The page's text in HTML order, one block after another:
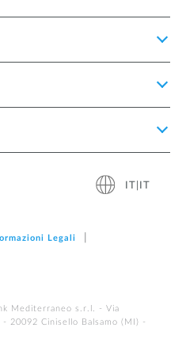
Legali
Mediterraneo s.r.l. - Via
20092 Cinisello Balsamo (MI) -